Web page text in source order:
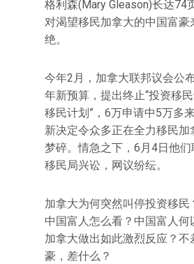
格利森(Mary Gleason)长达74
对渴望移民加拿大的中国富豪
绝。
今年2月，加拿大联邦议会公
年新预算，提出终止“投资移
移民计划”，6万申请中5万多
新决定令众多正在全力移民加
梦碎。情急之下，6月4日他
移民局兴讼，网议纷纭。
加拿大为何突然叫停投资移民
中国富人怎么看？中国富人何
加拿大做出如此激烈反应？不
豪，差什么？